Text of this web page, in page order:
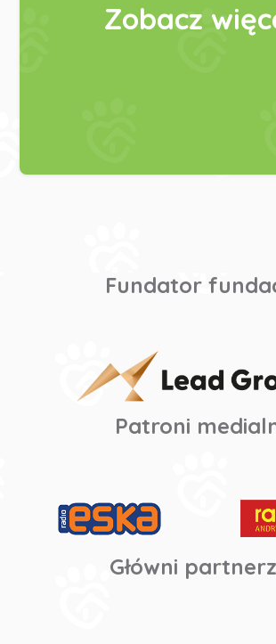
Zobacz
Fundator
Patroni
Główni